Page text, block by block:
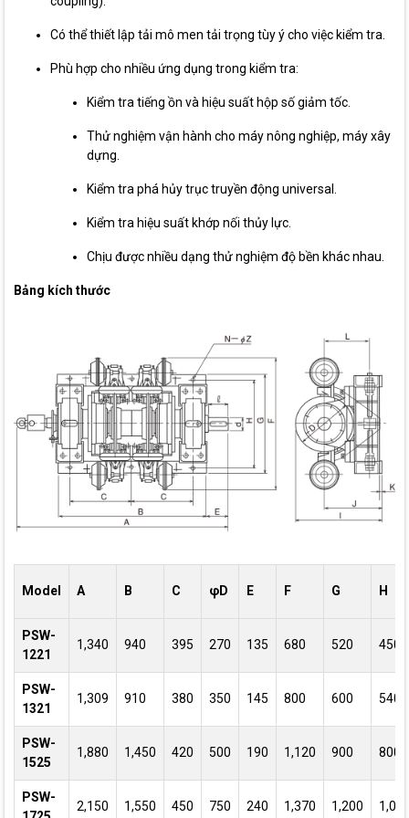
Có thể thiết lập tải mô men tải trọng tùy ý cho việc kiểm tra.
Phù hợp cho nhiều ứng dụng trong kiểm tra:
Kiểm tra tiếng ồn và hiệu suất hộp số giảm tốc.
Thử nghiệm vận hành cho máy nông nghiệp, máy xây
dựng.
Kiểm tra phá hủy trục truyền động universal.
Kiểm tra hiệu suất khớp nối thủy lực.
Chịu được nhiều dạng thử nghiệm độ bền khác nhau.
Bảng kích thước
Model A B C φD E F G H
PSW-
1221
1,340 940 395 270 135 680 520 450
PSW-
1321
1,309 910 380 350 145 800 600 540
PSW-
1525
1,880 1,450 420 500 190 1,120 900 800
PSW-
2,150 1,550 450 750 240 1,370 1,200